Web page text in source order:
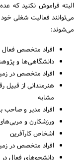
البته فراموش نکنید که
می‌توانند فعالیت شغلی خود
می‌شوند:
افراد متخصص فعال
دانشگاهی‌ها و
افراد متخصص در
هنرمندانی از قبیل
مشابه
افراد مدیر و
ورزشکارن و
اشخاص کارآفرین
افراد متخصص در